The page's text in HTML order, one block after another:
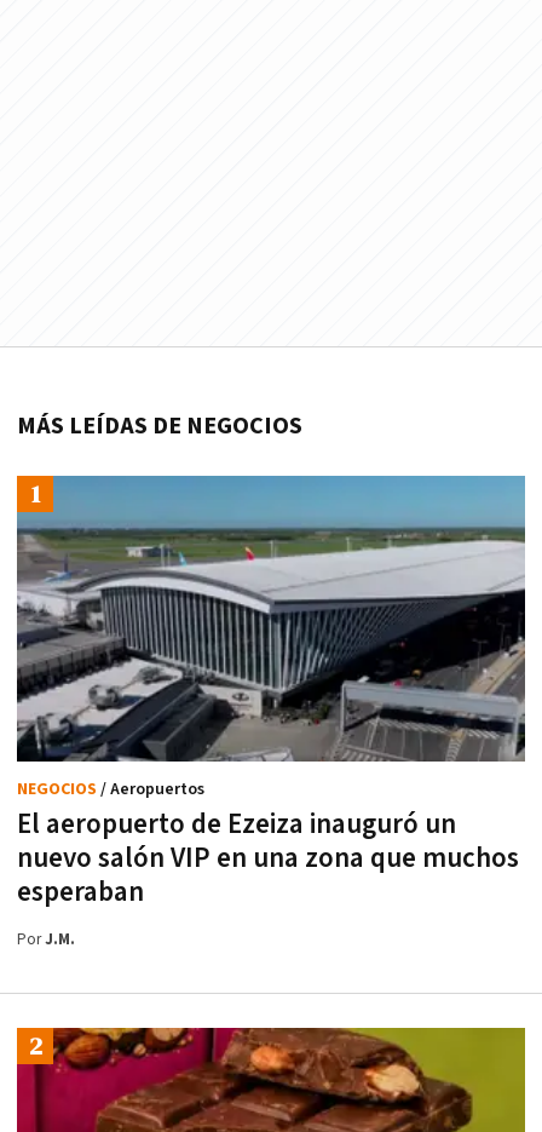
MÁS LEÍDAS DE NEGOCIOS
El aeropuerto de Ezeiza inauguró un
nuevo salón VIP en una zona que muchos
esperaban
NEGOCIOS / Aeropuertos
PorJ.M.